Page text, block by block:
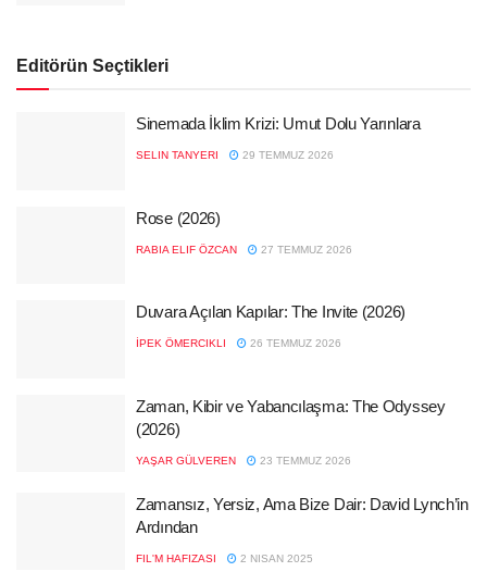
Editörün Seçtikleri
Sinemada İklim Krizi: Umut Dolu Yarınlara
SELIN TANYERI 29 TEMMUZ 2026
Rose (2026)
RABIA ELIF ÖZCAN 27 TEMMUZ 2026
Duvara Açılan Kapılar: The Invite (2026)
İPEK ÖMERCIKLI 26 TEMMUZ 2026
Zaman, Kibir ve Yabancılaşma: The Odyssey
(2026)
YAŞAR GÜLVEREN 23 TEMMUZ 2026
Zamansız, Yersiz, Ama Bize Dair: David Lynch’in
Ardından
FIL'M HAFIZASI 2 NISAN 2025